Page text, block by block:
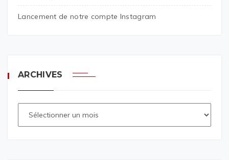
Lancement de notre compte Instagram
ARCHIVES